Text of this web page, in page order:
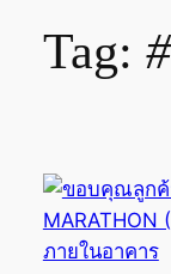
Tag: